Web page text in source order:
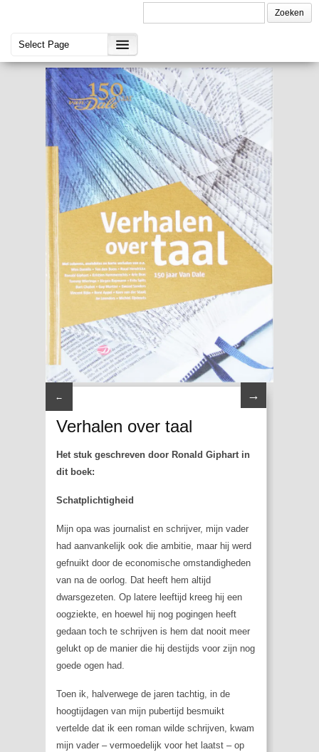
← →
Verhalen over taal
Het stuk geschreven door Ronald Giphart in
dit boek:
Schatplichtigheid
Mijn opa was journalist en schrijver, mijn vader
had aanvankelijk ook die ambitie, maar hij werd
gefnuikt door de economische omstandigheden
van na de oorlog. Dat heeft hem altijd
dwarsgezeten. Op latere leeftijd kreeg hij een
oogziekte, en hoewel hij nog pogingen heeft
gedaan toch te schrijven is hem dat nooit meer
gelukt op de manier die hij destijds voor zijn nog
goede ogen had.
Toen ik, halverwege de jaren tachtig, in de
hoogtijdagen van mijn pubertijd besmuikt
vertelde dat ik een roman wilde schrijven, kwam
mijn vader – vermoedelijk voor het laatst – op